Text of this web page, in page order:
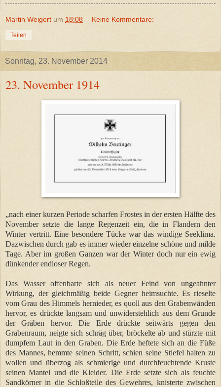
Martin Weigert um 18:08 Keine Kommentare:
Teilen
Sonntag, 23. November 2014
23. November 1914
„nach einer kurzen Periode scharfen Frostes in der ersten Hälfte des
November setzte die lange Regenzeit ein, die in Flandern den
Winter vertritt. Eine besondere Tücke war das windige Seeklima.
Dazwischen durch gab es immer wieder einzelne schöne und milde
Tage. Aber im großen Ganzen war der Winter doch nur ein ewig
dünkender endloser Regen.
Das Wasser offenbarte sich als neuer Feind von ungeahnter
Wirkung, der gleichmäßig beide Gegner heimsuchte. Es rieselte
vom Grau des Himmels hernieder, es quoll aus den Grabenwänden
hervor, es drückte langsam und unwiderstehlich aus dem Grunde
der Gräben hervor. Die Erde drückte seitwärts gegen den
Grabenraum, neigte sich schräg über, bröckelte ab und stürzte mit
dumpfem Laut in den Graben. Die Erde heftete sich an die Füße
des Mannes, hemmte seinen Schritt, schien seine Stiefel halten zu
wollen und überzog als schmierige und durchfeuchtende Kruste
seinen Mantel und die Kleider. Die Erde setzte sich als feuchte
Sandkörner in die Schloßteile des Gewehres, knisterte zwischen